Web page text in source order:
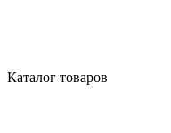
Каталог товаров